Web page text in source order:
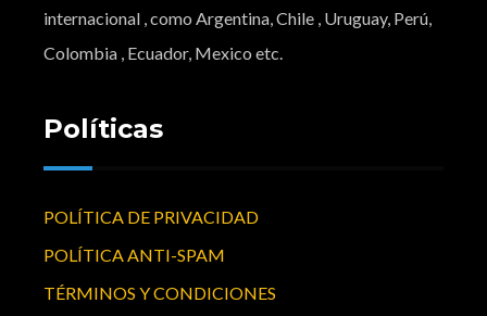
internacional , como Argentina, Chile , Uruguay, Perú,
Colombia , Ecuador, Mexico etc.
Políticas
POLÍTICA DE PRIVACIDAD
POLÍTICA ANTI-SPAM
TÉRMINOS Y CONDICIONES